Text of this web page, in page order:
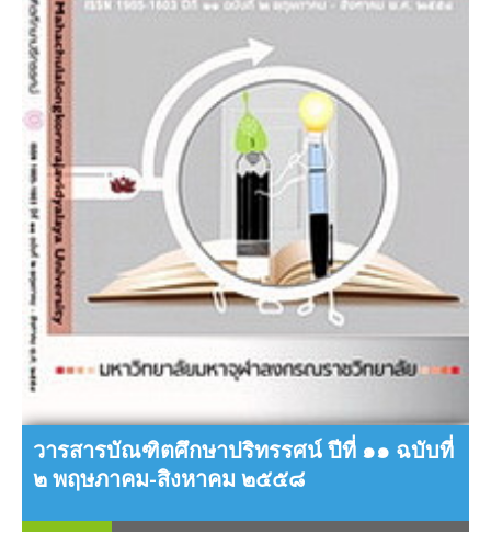
วารสารบัณฑิตศึกษาปริทรรศน์ ปีที่ ๑๑ ฉบับที่
๒ พฤษภาคม-สิงหาคม ๒๕๕๘